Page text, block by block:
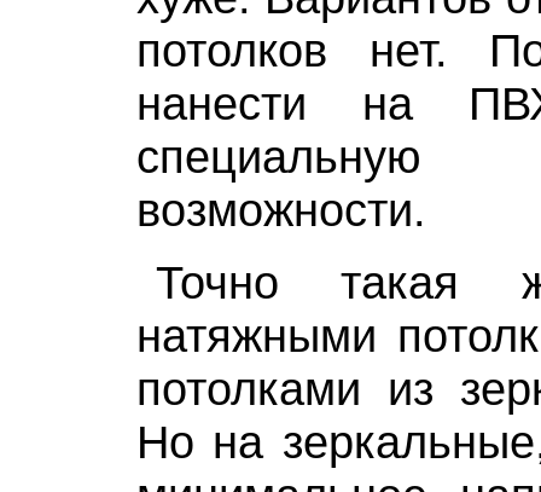
потолков нет.
нанести на
возможности.
Точно
натяжными
потолками из
Но на